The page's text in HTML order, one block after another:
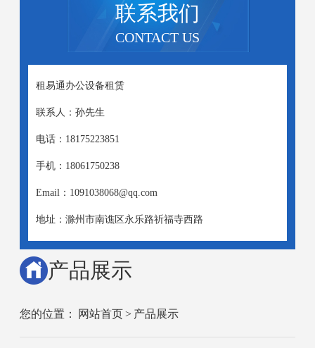
联系我们
CONTACT US
租易通办公设备租赁
联系人：孙先生
电话：18175223851
手机：18061750238
Email：1091038068@qq.com
地址：滁州市南谯区永乐路祈福寺西路
产品展示
您的位置： 网站首页 > 产品展示